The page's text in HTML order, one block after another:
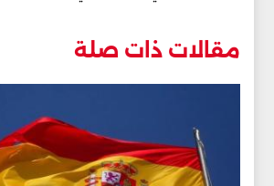
مقالات ذات صلة